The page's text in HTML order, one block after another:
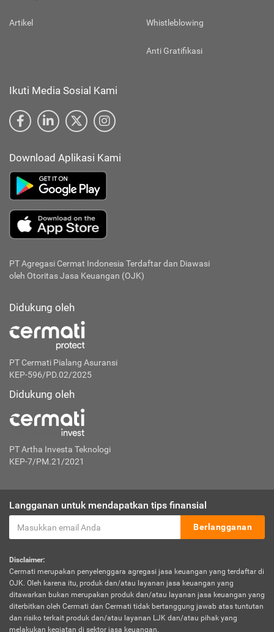
Artikel Whistleblowing
Anti Gratifikasi
Ikuti Media Sosial Kami
Download Aplikasi Kami
PT Agregasi Cermat Indonesia Terdaftar dan Diawasi
oleh Otoritas Jasa Keuangan (OJK)
Didukung oleh
PT Cermati Pialang Asuransi
KEP-596/PD.02/2025
Didukung oleh
PT Artha Investa Teknologi
KEP-7/PM.21/2021
Langganan untuk mendapatkan tips finansial
Berlangganan
Disclaimer:
Cermati merupakan penyelenggara agregasi jasa keuangan yang terdaftar di
OJK. Oleh karena itu, produk dan/atau layanan jasa keuangan yang
ditawarkan bukan merupakan produk dan/atau layanan jasa keuangan yang
diterbitkan oleh Cermati dan Cermati tidak bertanggung jawab atas tuntutan
dan risiko terkait produk dan/atau layanan LJK dan/atau pihak yang
melakukan kegiatan di sektor jasa keuangan.